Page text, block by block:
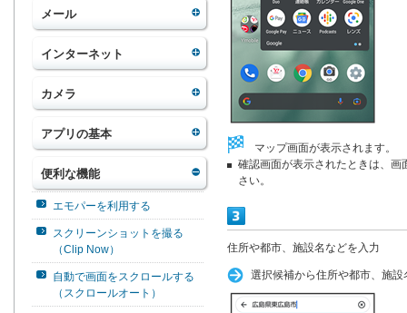
メール
インターネット
カメラ
アプリの基本
便利な機能
エモパーを利用する
スクリーンショットを撮る
（Clip Now）
自動で画面をスクロールする
（スクロールオート）
マップ画面が表示されます。
確認画面が表示されたときは、画
さい。
住所や都市、施設名などを入力
選択候補から住所や都市、施設